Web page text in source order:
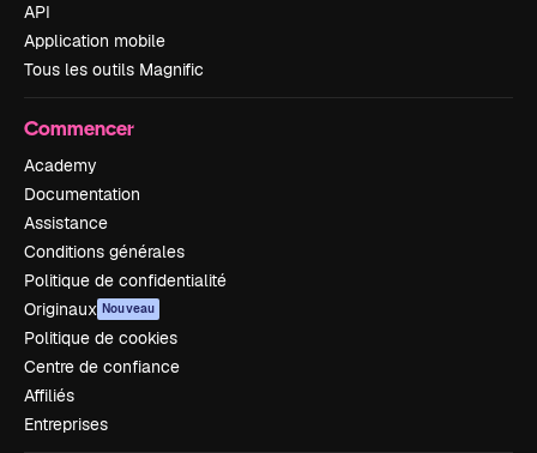
API
Application mobile
Tous les outils Magnific
Commencer
Academy
Documentation
Assistance
Conditions générales
Politique de confidentialité
Originaux Nouveau
Politique de cookies
Centre de confiance
Affiliés
Entreprises